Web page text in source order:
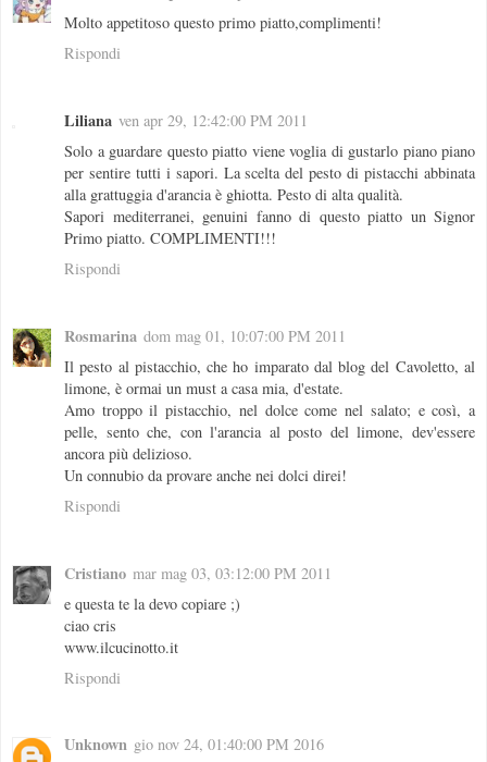
Molto appetitoso questo primo piatto,complimenti!
Rispondi
Liliana ven apr 29, 12:42:00 PM 2011
Solo a guardare questo piatto viene voglia di gustarlo piano piano
per sentire tutti i sapori. La scelta del pesto di pistacchi abbinata
alla grattuggia d'arancia è ghiotta. Pesto di alta qualità.
Sapori mediterranei, genuini fanno di questo piatto un Signor
Primo piatto. COMPLIMENTI!!!
Rispondi
Rosmarina dom mag 01, 10:07:00 PM 2011
Il pesto al pistacchio, che ho imparato dal blog del Cavoletto, al
limone, è ormai un must a casa mia, d'estate.
Amo troppo il pistacchio, nel dolce come nel salato; e così, a
pelle, sento che, con l'arancia al posto del limone, dev'essere
ancora più delizioso.
Un connubio da provare anche nei dolci direi!
Rispondi
Cristiano mar mag 03, 03:12:00 PM 2011
e questa te la devo copiare ;)
ciao cris
www.ilcucinotto.it
Rispondi
Unknown gio nov 24, 01:40:00 PM 2016